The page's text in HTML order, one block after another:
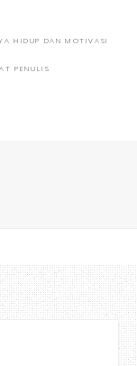
HIDUP DAN MOTIVASI
PENULIS